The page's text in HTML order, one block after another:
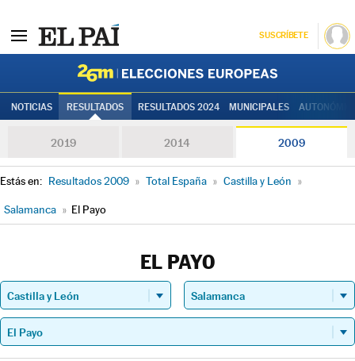
SUSCRÍBETE
NOTICIAS RESULTADOS RESULTADOS 2024 MUNICIPALES
2019 2014 2009
Estás en: Resultados 2009 » Total España » Castilla y León »
Salamanca » El Payo
EL PAYO